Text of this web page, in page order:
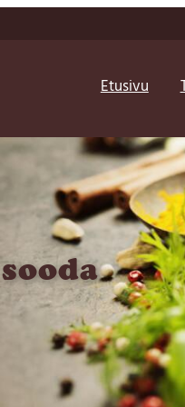
Etusivu
sooda